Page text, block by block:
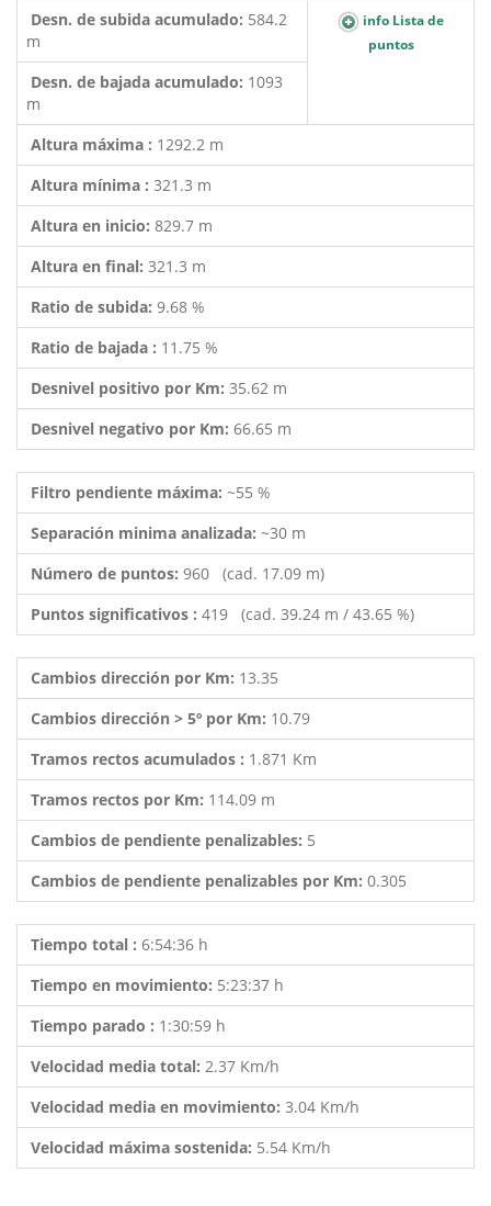
Desn. de subida acumulado: 584.2
m
info Lista de
puntos
Desn. de bajada acumulado: 1093
m
Altura máxima : 1292.2 m
Altura mínima : 321.3 m
Altura en inicio: 829.7 m
Altura en final: 321.3 m
Ratio de subida: 9.68 %
Ratio de bajada : 11.75 %
Desnivel positivo por Km: 35.62 m
Desnivel negativo por Km: 66.65 m
Filtro pendiente máxima: ~55 %
Separación minima analizada: ~30 m
Número de puntos: 960 (cad. 17.09 m)
Puntos significativos : 419 (cad. 39.24 m / 43.65 %)
Cambios dirección por Km: 13.35
Cambios dirección > 5º por Km: 10.79
Tramos rectos acumulados : 1.871 Km
Tramos rectos por Km: 114.09 m
Cambios de pendiente penalizables: 5
Cambios de pendiente penalizables por Km: 0.305
Tiempo total : 6:54:36 h
Tiempo en movimiento: 5:23:37 h
Tiempo parado : 1:30:59 h
Velocidad media total: 2.37 Km/h
Velocidad media en movimiento: 3.04 Km/h
Velocidad máxima sostenida: 5.54 Km/h